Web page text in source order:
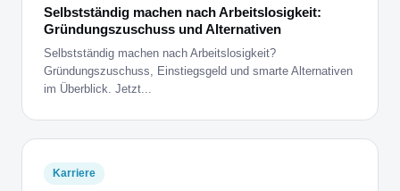
Selbstständig machen nach Arbeitslosigkeit:
Gründungszuschuss und Alternativen
Selbstständig machen nach Arbeitslosigkeit?
Gründungszuschuss, Einstiegsgeld und smarte Alternativen
im Überblick. Jetzt...
Karriere